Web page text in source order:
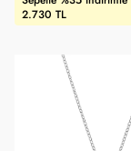
2.730 TL